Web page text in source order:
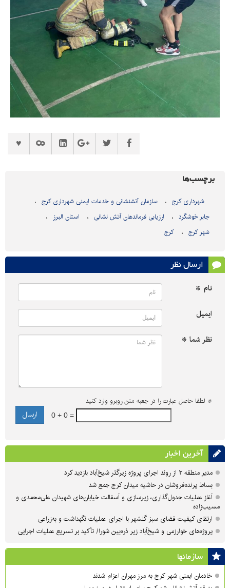
برچسب‌ها
شهرداری کرج
سازمان آتشنشانی و خدمات ایمنی شهرداری کرج
جابر خوشگرد
ارزیابی فرماندهان آتش نشانی
استان البرز
شهر کرج
کرج
ارسال نظر
نام *
ایمیل
نظر شما *
* لطفا حاصل عبارت را در جعبه متن روبرو وارد کنید
0 + 0 =
آخرین اخبار
مدیر منطقه ۲ از روند اجرای پروژه زیرگذر شیخ‌آباد بازدید کرد
بساط پرنده‌فروشان در حاشیه میدان کرج جمع شد
آغاز عملیات جدول‌گذاری، زیرسازی و آسفالت خیابان‌های شهیدان علی‌محمدی و
مسیب‌زاده
ارتقای کیفیت فضای سبز گلشهر با اجرای عملیات نگهداشت و به‌زراعی
پروژه‌های خوارزمی و شیخ‌آباد زیر ذره‌بین شورا/ تأکید بر تسریع عملیات اجرایی
سازمان‎ها
خادمان ایمنی شهر کرج به مرز مهران اعزام شدند